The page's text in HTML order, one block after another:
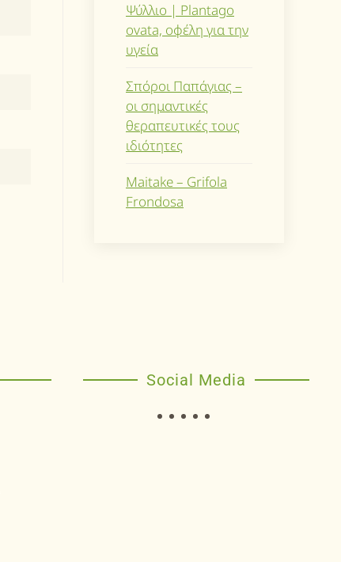
Ψύλλιο | Plantago
ovata, οφέλη για την
υγεία
Σπόροι Παπάγιας –
οι σημαντικές
θεραπευτικές τους
ιδιότητες
Maitake – Grifola
Frondosa
Social Media